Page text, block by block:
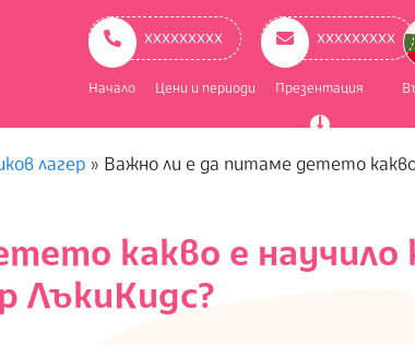
ххххххххх ххххххххх
Начало Цени и периоди Презентация
лагер » Важно ли е да питаме детето
какво е научило
ЛъкиКидс?